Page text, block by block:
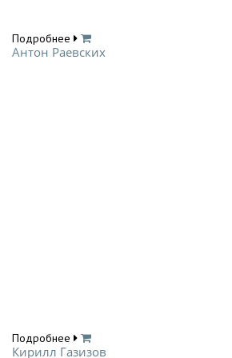
Подробнее
Антон Раевских
Подробнее
Кирилл Газизов